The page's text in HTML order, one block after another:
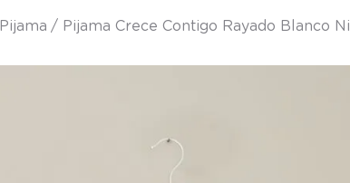
pijama Pijama Crece Contigo Rayado Blanco
1
pijama